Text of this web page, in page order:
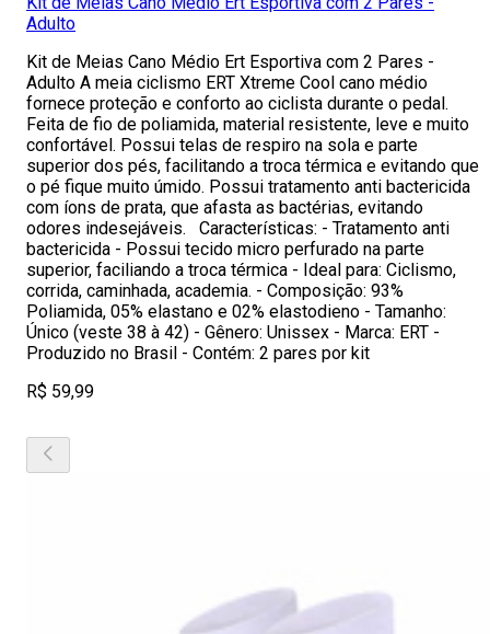
Adulto
Kit de Meias Cano Médio Ert Esportiva com 2 Pares -
Adulto A meia ciclismo ERT Xtreme Cool cano médio
fornece proteção e conforto ao ciclista durante o pedal.
Feita de fio de poliamida, material resistente, leve e muito
confortável. Possui telas de respiro na sola e parte
superior dos pés, facilitando a troca térmica e evitando que
o pé fique muito úmido. Possui tratamento anti bactericida
com íons de prata, que afasta as bactérias, evitando
odores indesejáveis. Características: - Tratamento anti
bactericida - Possui tecido micro perfurado na parte
superior, faciliando a troca térmica - Ideal para: Ciclismo,
corrida, caminhada, academia. - Composição: 93%
Poliamida, 05% elastano e 02% elastodieno - Tamanho:
Único (veste 38 à 42) - Gênero: Unissex - Marca: ERT -
Produzido no Brasil - Contém: 2 pares por kit
R$ 59,99